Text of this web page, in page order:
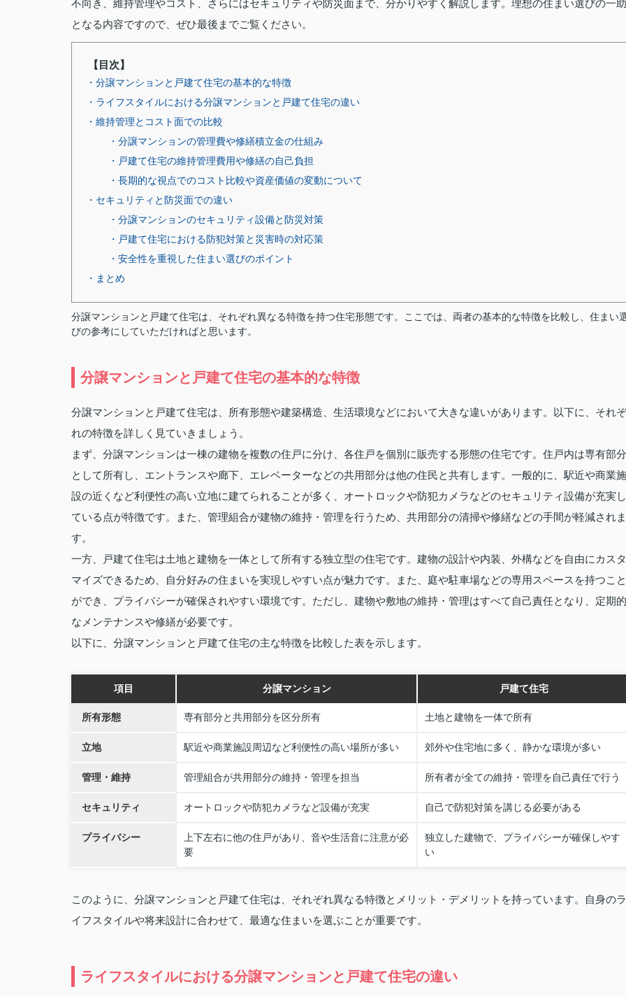
不向き、維持管理やコスト、さらにはセキュリティや防災面まで、分かりやすく解説します。理想の住まい選びの一助
となる内容ですので、ぜひ最後までご覧ください。
【目次】
・分譲マンションと戸建て住宅の基本的な特徴
・ライフスタイルにおける分譲マンションと戸建て住宅の違い
・維持管理とコスト面での比較
・分譲マンションの管理費や修繕積立金の仕組み
・戸建て住宅の維持管理費用や修繕の自己負担
・長期的な視点でのコスト比較や資産価値の変動について
・セキュリティと防災面での違い
・分譲マンションのセキュリティ設備と防災対策
・戸建て住宅における防犯対策と災害時の対応策
・安全性を重視した住まい選びのポイント
・まとめ
分譲マンションと戸建て住宅は、それぞれ異なる特徴を持つ住宅形態です。ここでは、両者の基本的な特徴を比較し、住まい
びの参考にしていただければと思います。
分譲マンションと戸建て住宅の基本的な特徴
分譲マンションと戸建て住宅は、所有形態や建築構造、生活環境などにおいて大きな違いがあります。以下に、それぞ
れの特徴を詳しく見ていきましょう。
まず、分譲マンションは一棟の建物を複数の住戸に分け、各住戸を個別に販売する形態の住宅です。住戸内は専有部分
として所有し、エントランスや廊下、エレベーターなどの共用部分は他の住民と共有します。一般的に、駅近や商業施
設の近くなど利便性の高い立地に建てられることが多く、オートロックや防犯カメラなどのセキュリティ設備が充実し
ている点が特徴です。また、管理組合が建物の維持・管理を行うため、共用部分の清掃や修繕などの手間が軽減されま
す。
一方、戸建て住宅は土地と建物を一体として所有する独立型の住宅です。建物の設計や内装、外構などを自由にカスタ
マイズできるため、自分好みの住まいを実現しやすい点が魅力です。また、庭や駐車場などの専用スペースを持つこと
ができ、プライバシーが確保されやすい環境です。ただし、建物や敷地の維持・管理はすべて自己責任となり、定期的
なメンテナンスや修繕が必要です。
以下に、分譲マンションと戸建て住宅の主な特徴を比較した表を示します。
項目 分譲マンション 戸建て住宅
所有形態 専有部分と共用部分を区分所有 土地と建物を一体で所有
立地 駅近や商業施設周辺など利便性の高い場所が多い 郊外や住宅地に多く、静かな環境が多い
管理・維持 管理組合が共用部分の維持・管理を担当 所有者が全ての維持・管理を自己責任で行う
セキュリティ オートロックや防犯カメラなど設備が充実 自己で防犯対策を講じる必要がある
プライバシー
上下左右に他の住戸があり、音や生活音に注意が必
要
独立した建物で、プライバシーが確保しやす
い
このように、分譲マンションと戸建て住宅は、それぞれ異なる特徴とメリット・デメリットを持っています。自身のラ
イフスタイルや将来設計に合わせて、最適な住まいを選ぶことが重要です。
ライフスタイルにおける分譲マンションと戸建て住宅の違い